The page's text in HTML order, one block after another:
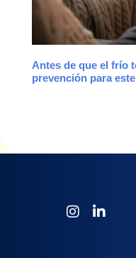
Antes de que el frío
prevención para